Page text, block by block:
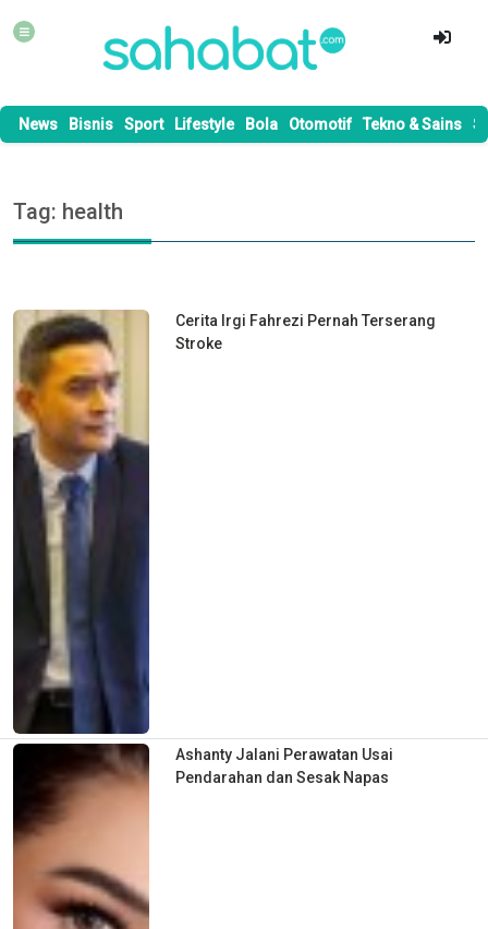
News Bisnis Sport Lifestyle Bola Otomotif Tekno & Sains
Tag: health
Cerita Irgi Fahrezi Pernah Terserang
Stroke
Ashanty Jalani Perawatan Usai
Pendarahan dan Sesak Napas